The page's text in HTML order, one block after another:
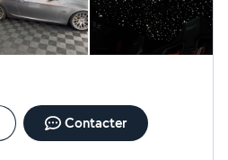
Contacter